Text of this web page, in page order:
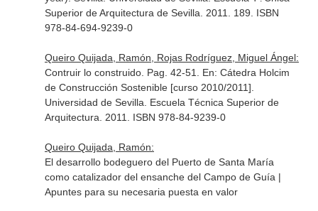
Superior de Arquitectura de Sevilla. 2011. 189. ISBN
978-84-694-9239-0
Queiro Quijada, Ramón, Rojas Rodríguez, Miguel Ángel:
Contruir lo construido. Pag. 42-51. En: Cátedra Holcim
de Construcción Sostenible [curso 2010/2011]
Universidad de Sevilla. Escuela Técnica Superior de
Arquitectura. 2011. ISBN 978-84-9239-0
Queiro Quijada, Ramón:
El desarrollo bodeguero del Puerto de Santa María
como catalizador del ensanche del Campo de Guía |
Apuntes para su necesaria puesta en valor